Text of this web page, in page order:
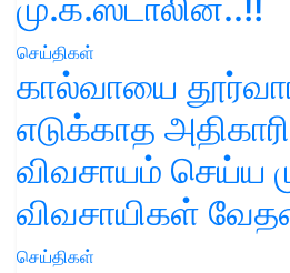
செய்திகள்
கால்வாயை
எடுக்காத
விவசாயம் செய்ய
விவசாயிகள்
செய்திகள்